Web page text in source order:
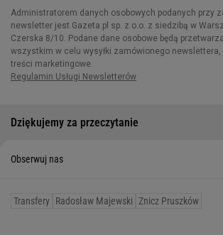
Dziękujemy za przeczytanie
Obserwuj nas
Transfery Radosław Majewski Znicz Pruszków